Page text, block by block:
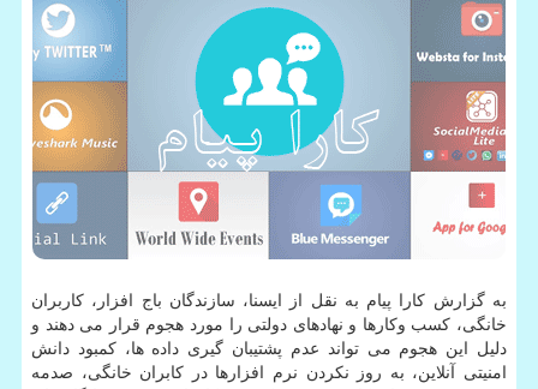
به گزارش كارا پیام به نقل از ایسنا، سازندگان باج افزار، كاربران
خانگی، كسب وكارها و نهادهای دولتی را مورد هجوم قرار می دهند و
دلیل این هجوم می تواند عدم پشتیبان گیری داده ها، كمبود دانش
امنیتی آنلاین، به روز نكردن نرم افزارها در كابران خانگی، صدمه